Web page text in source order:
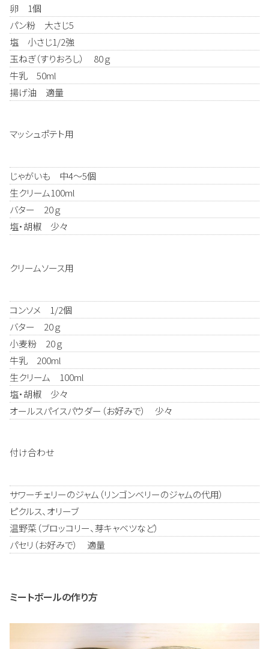
卵 1個
パン粉 大さじ5
塩 小さじ1/2強
玉ねぎ（すりおろし） 80ｇ
牛乳 50ml
揚げ油 適量
マッシュポテト用
じゃがいも 中4～5個
生クリーム100ml
バター 20ｇ
塩・胡椒 少々
クリームソース用
コンソメ 1/2個
バター 20ｇ
小麦粉 20ｇ
牛乳 200ml
生クリーム 100ml
塩・胡椒 少々
オールスパイスパウダー（お好みで） 少々
付け合わせ
サワーチェリーのジャム（リンゴンベリーのジャムの代用）
ピクルス、オリーブ
温野菜（ブロッコリー、芽キャベツなど）
パセリ（お好みで） 適量
ミートボールの作り方